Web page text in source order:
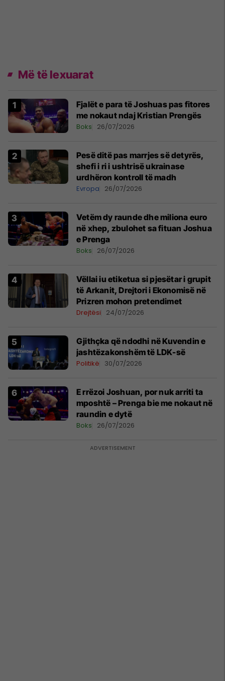
Më të lexuarat
Fjalët e para të Joshuas pas fitores
me nokaut ndaj Kristian Prengës
Boks 26/07/2026
Pesë ditë pas marrjes së detyrës,
shefi i ri i ushtrisë ukrainase
urdhëron kontroll të madh
Evropa 26/07/2026
Vetëm dy raunde dhe miliona euro
në xhep, zbulohet sa fituan Joshua
e Prenga
Boks 26/07/2026
Vëllai iu etiketua si pjesëtar i grupit
të Arkanit, Drejtori i Ekonomisë në
Prizren mohon pretendimet
Drejtësi 24/07/2026
Gjithçka që ndodhi në Kuvendin e
jashtëzakonshëm të LDK-së
Politikë 30/07/2026
E rrëzoi Joshuan, por nuk arriti ta
mposhtë – Prenga bie me nokaut në
raundin e dytë
Boks 26/07/2026